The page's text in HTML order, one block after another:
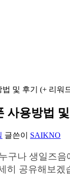
및 후기 (+ 리워
사용방법
글쓴이 SAIKNO
구나 생일즈
히 공유해보겠